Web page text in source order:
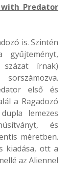
Predator
is. Szintén
írnak)
első és
a Ragadozó
lemezes
és
méretben.
kiadása, ott a
az Aliennel